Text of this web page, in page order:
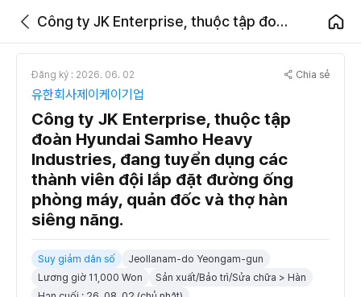
Công ty JK Enterprise, thuộc tập đoàn Hyundai Samho Heavy Industries, đang tuyển dụng các thành viên đội lắp đặt đường ống phòng máy, quản đốc và thợ hàn siêng năng.
Đăng ký : 2026. 06. 02 Chia sẻ
유한회사제이케이기업
Công ty JK Enterprise, thuộc tập
đoàn Hyundai Samho Heavy
Industries, đang tuyển dụng các
thành viên đội lắp đặt đường ống
phòng máy, quản đốc và thợ hàn
siêng năng.
Suy giảm dân số
Jeollanam-do Yeongam-gun
Lương giờ 11,000 Won
Sản xuất/Bảo trì/Sửa chữa > Hàn